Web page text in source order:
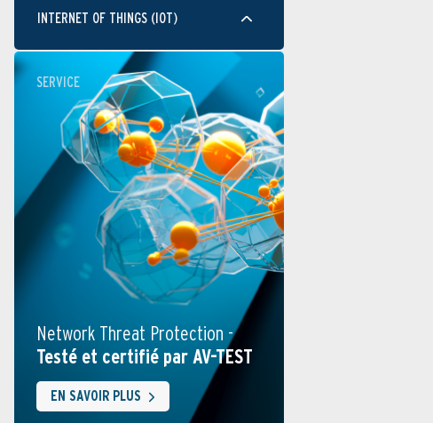
INTERNET OF THINGS (IOT)
SERVICE
Network Threat Protection -
Testé et certifié par AV-TEST
EN SAVOIR PLUS